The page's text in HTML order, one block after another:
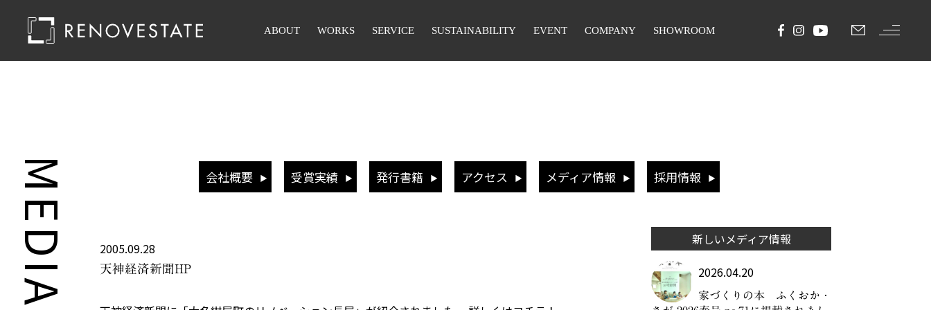
ABOUT WORKS SERVICE SUSTAINABILITY EVENT COMPANY SHOWROOM
MEDIA 会社概要 受賞実績 発行書籍 アクセス メディア情報 採用情報
2005.09.28
天神経済新聞HP
新しいメディア情報
2026.04.20
家づくりの本 ふくおか・